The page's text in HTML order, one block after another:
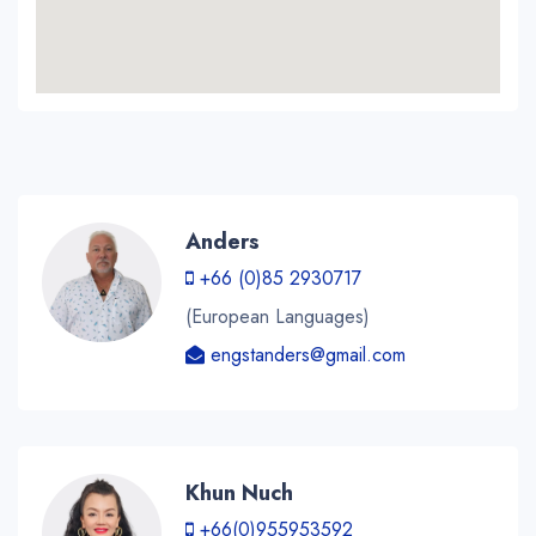
Anders
+66 (0)85 2930717
(European Languages)
engstanders@gmail.com
Khun Nuch
+66(0)955953592